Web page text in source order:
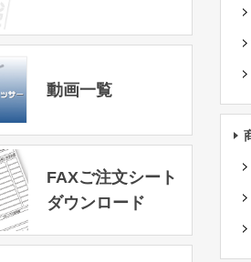
動画一覧
FAXご注文シート
ダウンロード